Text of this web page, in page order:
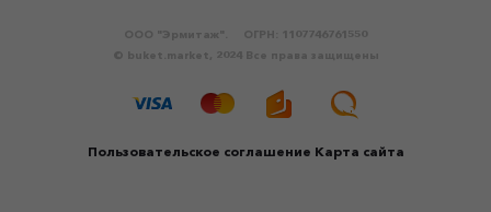
Пользовательское соглашение Карта сайта
ООО "Эрмитаж".
ОГРН: 1107746761550
© buket.market, 2024 Все права защищены